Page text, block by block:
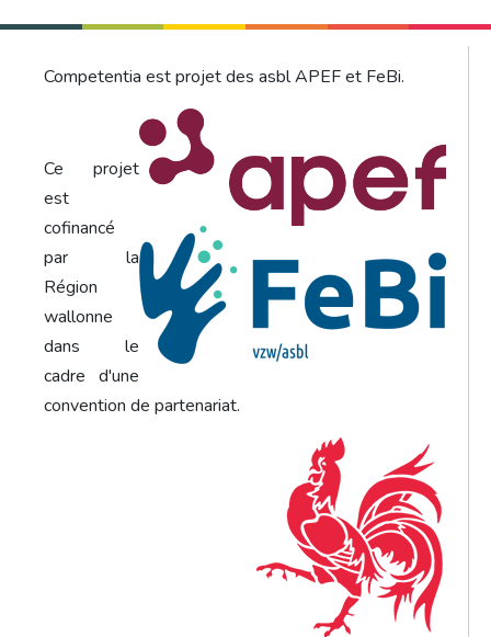
Competentia est projet des asbl APEF et FeBi.
Ce projet
est
cofinancé
par la
Région
wallonne
dans le
cadre d'une
convention de partenariat.